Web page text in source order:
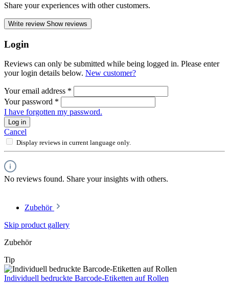
Share your experiences with other customers.
Write review Show reviews
Login
Reviews can only be submitted while being logged in. Please enter
your login details below. New customer?
Your email address *
Your password *
I have forgotten my password.
Log in
Cancel
Display reviews in current language only.
No reviews found. Share your insights with others.
Zubehör
Skip product gallery
Zubehör
Tip
Individuell bedruckte Barcode-Etiketten auf Rollen